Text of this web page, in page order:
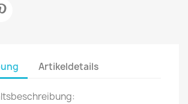
Artikeldetails